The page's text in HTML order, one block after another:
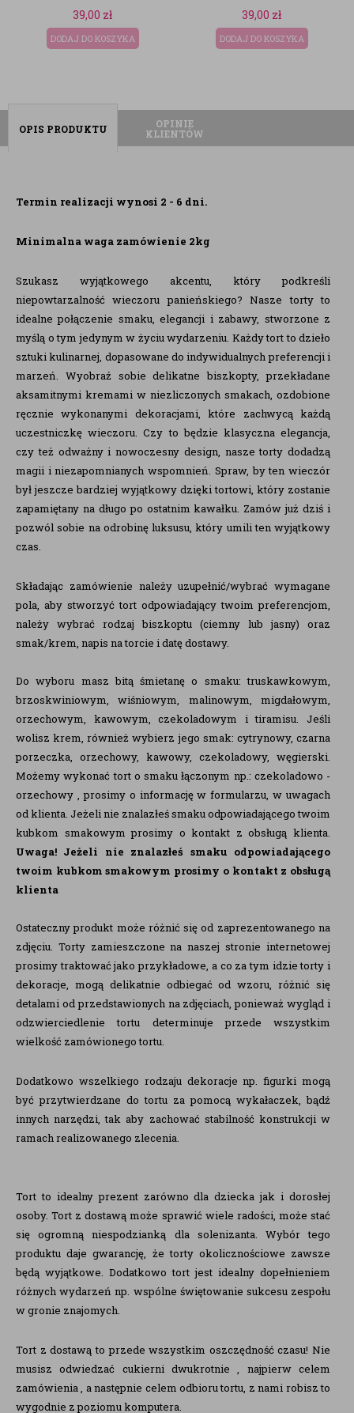
39,00 zł
DODAJ DO KOSZYKA
39,00 zł
DODAJ DO KOSZYKA
OPIS PRODUKTU
OPINIE
KLIENTÓW
Termin realizacji wynosi 2 - 6 dni.
Minimalna waga zamówienie 2kg
Szukasz wyjątkowego akcentu, który podkreśli
niepowtarzalność wieczoru panieńskiego? Nasze torty to
idealne połączenie smaku, elegancji i zabawy, stworzone z
myślą o tym jedynym w życiu wydarzeniu. Każdy tort to dzieło
sztuki kulinarnej, dopasowane do indywidualnych preferencji i
marzeń. Wyobraź sobie delikatne biszkopty, przekładane
aksamitnymi kremami w niezliczonych smakach, ozdobione
ręcznie wykonanymi dekoracjami, które zachwycą każdą
uczestniczkę wieczoru. Czy to będzie klasyczna elegancja,
czy też odważny i nowoczesny design, nasze torty dodadzą
magii i niezapomnianych wspomnień. Spraw, by ten wieczór
był jeszcze bardziej wyjątkowy dzięki tortowi, który zostanie
zapamiętany na długo po ostatnim kawałku. Zamów już dziś i
pozwól sobie na odrobinę luksusu, który umili ten wyjątkowy
czas.
Składając zamówienie należy uzupełnić/wybrać wymagane
pola, aby stworzyć tort odpowiadający twoim preferencjom,
należy wybrać rodzaj biszkoptu (ciemny lub jasny) oraz
smak/krem, napis na torcie i datę dostawy.
Do wyboru masz bitą śmietanę o smaku: truskawkowym,
brzoskwiniowym, wiśniowym, malinowym, migdałowym,
orzechowym, kawowym, czekoladowym i tiramisu. Jeśli
wolisz krem, również wybierz jego smak: cytrynowy, czarna
porzeczka, orzechowy, kawowy, czekoladowy, węgierski.
Możemy wykonać tort o smaku łączonym np.: czekoladowo -
orzechowy , prosimy o informację w formularzu, w uwagach
od klienta. Jeżeli nie znalazłeś smaku odpowiadającego twoim
kubkom smakowym prosimy o kontakt z obsługą klienta.
Uwaga! Jeżeli nie znalazłeś smaku odpowiadającego
twoim kubkom smakowym prosimy o kontakt z obsługą
klienta
Ostateczny produkt może różnić się od zaprezentowanego na
zdjęciu. Torty zamieszczone na naszej stronie internetowej
prosimy traktować jako przykładowe, a co za tym idzie torty i
dekoracje, mogą delikatnie odbiegać od wzoru, różnić się
detalami od przedstawionych na zdjęciach, ponieważ wygląd i
odzwierciedlenie tortu determinuje przede wszystkim
wielkość zamówionego tortu.
Dodatkowo wszelkiego rodzaju dekoracje np. figurki mogą
być przytwierdzane do tortu za pomocą wykałaczek, bądź
innych narzędzi, tak aby zachować stabilność konstrukcji w
ramach realizowanego zlecenia.
Tort to idealny prezent zarówno dla dziecka jak i dorosłej
osoby. Tort z dostawą może sprawić wiele radości, może stać
się ogromną niespodzianką dla solenizanta. Wybór tego
produktu daje gwarancję, że torty okolicznościowe zawsze
będą wyjątkowe. Dodatkowo tort jest idealny dopełnieniem
różnych wydarzeń np. wspólne świętowanie sukcesu zespołu
w gronie znajomych.
Tort z dostawą to przede wszystkim oszczędność czasu! Nie
musisz odwiedzać cukierni dwukrotnie , najpierw celem
zamówienia , a następnie celem odbioru tortu, z nami robisz to
wygodnie z poziomu komputera.